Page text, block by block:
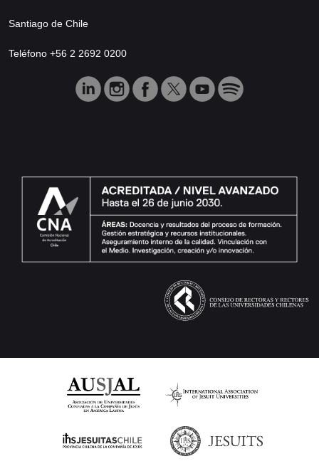
Santiago de Chile
Teléfono +56 2 2692 0200